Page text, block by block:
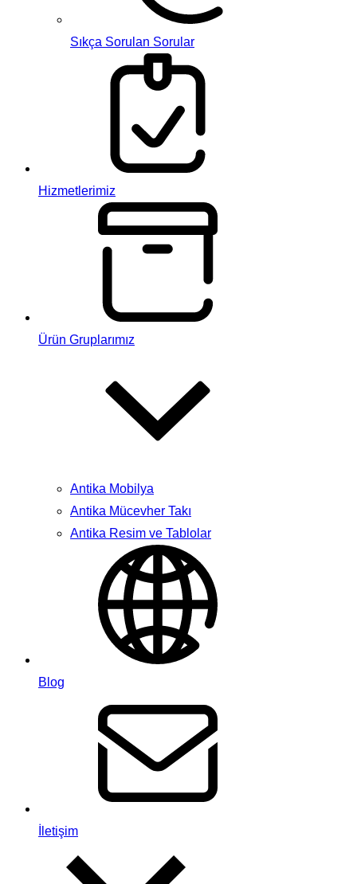
Sıkça Sorulan Sorular
Hizmetlerimiz
Ürün Gruplarımız
Antika Mobilya
Antika Mücevher Takı
Antika Resim ve Tablolar
Blog
İletişim